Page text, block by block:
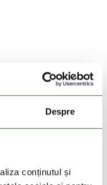
Despre
conținutul și
valoare de peste